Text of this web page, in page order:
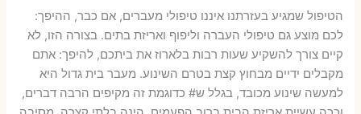
הטיפול שמגיע בעזרתנו איננו טיפולי מעברים, אם כבר, ההיפך:
לכם מוצע גם טיפולי העברה וליפוף ואריזת בתים. בצורה הזו, לא
קיים צורך להשקיע שעות רבות בלארוז את ביתכם, להיפך: אתם
מקבלים ידיים מבחוץ קצת בטרם השינוע. מעבר בית גדול היא
למעשה שינוע מכובד, בגלל ש# כדוגמת זה מקיפים הרבה דברים,